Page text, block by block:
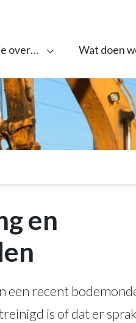
over… Wat doen
en
een recent
is of dat er